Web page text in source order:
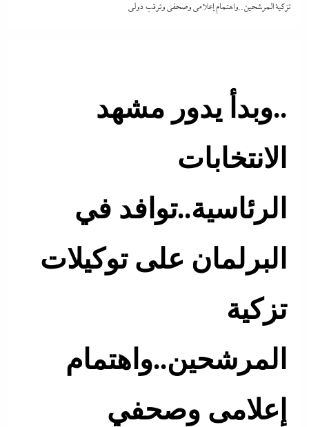
تزكية المرشحين..واهتمام إعلامى وصحفي وترقب دولى
..وبدأ يدور مشهد
الانتخابات
الرئاسية..توافد في
البرلمان على توكيلات
تزكية
المرشحين..واهتمام
إعلامى وصحفي